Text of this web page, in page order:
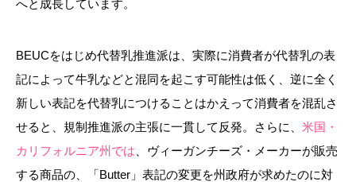
へと成長しています。
BEUCをはじめ代替乳推進派は、実際に消費者が代替乳の表
記によって牛乳などと混同を起こす可能性は低く、逆に全く
新しい表記を代替乳につけることはかえって消費者を混乱さ
せると、規制推進派の主張に一貫して反発。さらに、 米国・
カリフォルニア州では 、ヴィーガンチーズ・メーカーが販売
する商品の、「Butter」表記の変更を州政府が求めたのに対